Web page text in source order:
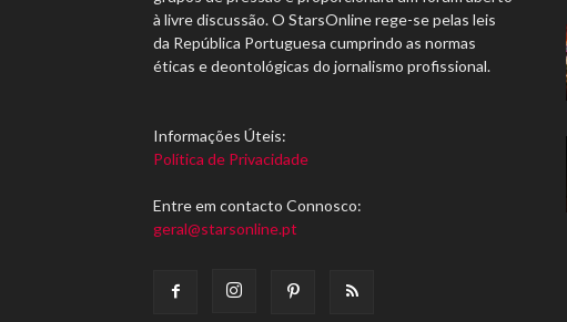
à livre discussão. O StarsOnline rege-se pelas leis
da República Portuguesa cumprindo as normas
éticas e deontológicas do jornalismo profissional.
Informações Úteis:
Política de Privacidade
Entre em contacto Connosco:
geral@starsonline.pt